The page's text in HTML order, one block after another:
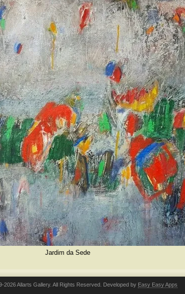
Jardim da Sede
2026 Allarts Gallery. All Rights Reserved. Developed by Easy Easy Apps